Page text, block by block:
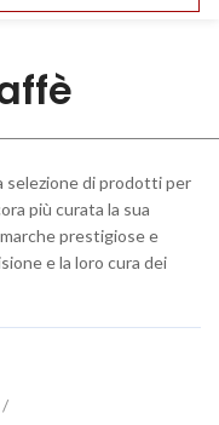
selezione di prodotti per
più curata la sua
prestigiose e
e la loro cura dei